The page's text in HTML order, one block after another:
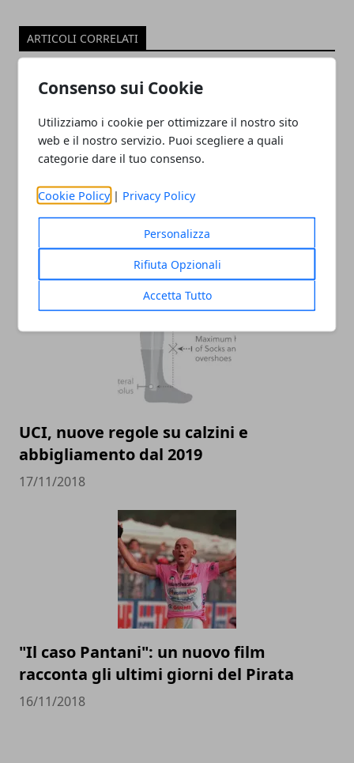
Consenso sui Cookie
Utilizziamo i cookie per ottimizzare il nostro sito
web e il nostro servizio. Puoi scegliere a quali
categorie dare il tuo consenso.
Cookie Policy | Privacy Policy
Personalizza
Rifiuta Opzionali
Accetta Tutto
ARTICOLI CORRELATI
Giro d'Italia 2019: forfait di Froome e
Thomas, Bernal capitano al Giro
UCI, nuove regole su calzini e
abbigliamento dal 2019
17/11/2018
"Il caso Pantani": un nuovo film
racconta gli ultimi giorni del Pirata
16/11/2018